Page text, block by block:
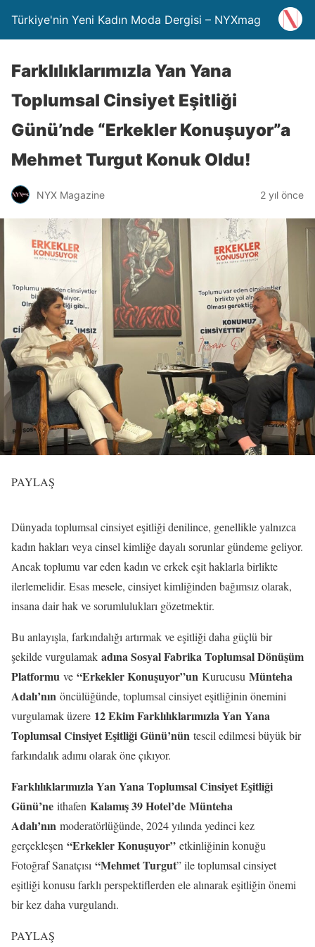
Türkiye'nin Yeni Kadın Moda Dergisi – NYXmag
Farklılıklarımızla Yan Yana
Toplumsal Cinsiyet Eşitliği
Günü’nde “Erkekler Konuşuyor”a
Mehmet Turgut Konuk Oldu!
NYX Magazine 2 yıl önce
PAYLAŞ
Dünyada toplumsal cinsiyet eşitliği denilince, genellikle yalnızca
kadın hakları veya cinsel kimliğe dayalı sorunlar gündeme geliyor.
Ancak toplumu var eden kadın ve erkek eşit haklarla birlikte
ilerlemelidir. Esas mesele, cinsiyet kimliğinden bağımsız olarak,
insana dair hak ve sorumlulukları gözetmektir.
Bu anlayışla, farkındalığı artırmak ve eşitliği daha güçlü bir
şekilde vurgulamak adına Sosyal Fabrika Toplumsal Dönüşüm
Platformu ve “Erkekler Konuşuyor”un Kurucusu Münteha
Adalı’nın öncülüğünde, toplumsal cinsiyet eşitliğinin önemini
vurgulamak üzere 12 Ekim Farklılıklarımızla Yan Yana
Toplumsal Cinsiyet Eşitliği Günü’nün tescil edilmesi büyük bir
farkındalık adımı olarak öne çıkıyor.
Farklılıklarımızla Yan Yana Toplumsal Cinsiyet Eşitliği
Günü’ne ithafen Kalamış 39 Hotel’de Münteha
Adalı’nın moderatörlüğünde, 2024 yılında yedinci kez
gerçekleşen “Erkekler Konuşuyor” etkinliğinin konuğu
Fotoğraf Sanatçısı “Mehmet Turgut” ile toplumsal cinsiyet
eşitliği konusu farklı perspektiflerden ele alınarak eşitliğin önemi
bir kez daha vurgulandı.
PAYLAŞ